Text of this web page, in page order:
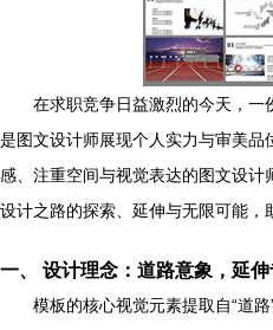
在求职竞争日益激烈的今天，一
是图文设计师展现个人实力与审美品
感、注重空间与视觉表达的图文设计
设计之路的探索、延伸与无限可能，
一、 设计理念：道路意象，延
模板的核心视觉元素提取自“道